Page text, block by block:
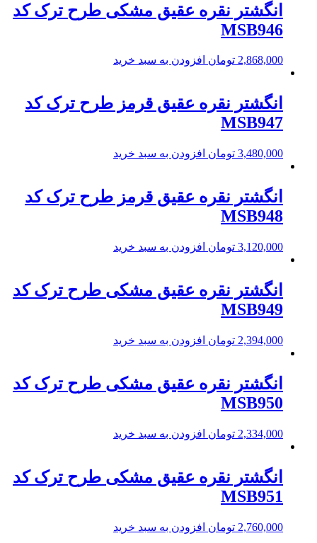
انگشتر نقره عقیق مشکی طرح ترک کد
MSB946
2,868,000 تومان افزودن به سبد خرید
انگشتر نقره عقیق قرمز طرح ترک کد
MSB947
3,480,000 تومان افزودن به سبد خرید
انگشتر نقره عقیق قرمز طرح ترک کد
MSB948
3,120,000 تومان افزودن به سبد خرید
انگشتر نقره عقیق مشکی طرح ترک کد
MSB949
2,394,000 تومان افزودن به سبد خرید
انگشتر نقره عقیق مشکی طرح ترک کد
MSB950
2,334,000 تومان افزودن به سبد خرید
انگشتر نقره عقیق مشکی طرح ترک کد
MSB951
2,760,000 تومان افزودن به سبد خرید